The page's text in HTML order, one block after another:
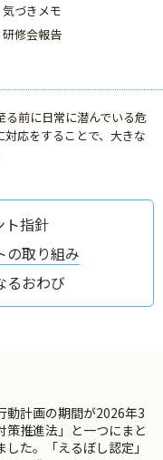
気づきメモ
研修会報告
前に日常に潜んでいる危
応をすることで、大きな
ト指針
の取り組み
るおわび
動計画の期間が2026年3
策推進法」と一つにまと
た。「えるぼし認定」